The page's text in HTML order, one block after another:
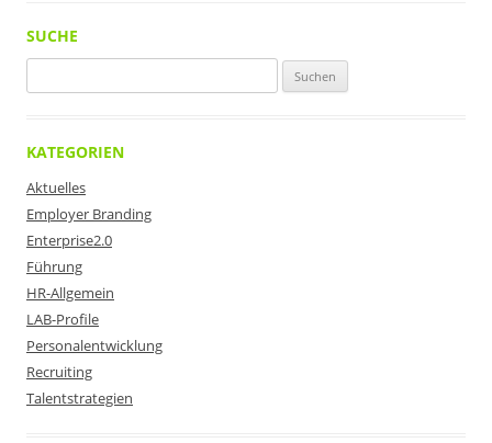
SUCHE
nach:
KATEGORIEN
Aktuelles
Employer Branding
Enterprise2.0
Führung
HR-Allgemein
LAB-Profile
Personalentwicklung
Recruiting
Talentstrategien